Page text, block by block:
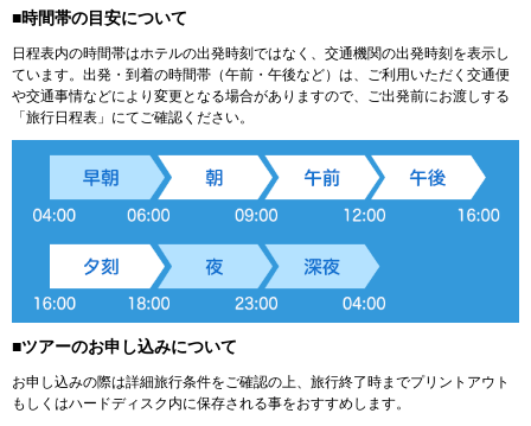
■時間帯の目安について
日程表内の時間帯はホテルの出発時刻ではなく、交通機関の出発時刻を表示し
ています。出発・到着の時間帯（午前・午後など）は、ご利用いただく交通便
や交通事情などにより変更となる場合がありますので、ご出発前にお渡しする
「旅行日程表」にてご確認ください。
■ツアーのお申し込みについて
お申し込みの際は詳細旅行条件をご確認の上、旅行終了時までプリントアウト
もしくはハードディスク内に保存される事をおすすめします。